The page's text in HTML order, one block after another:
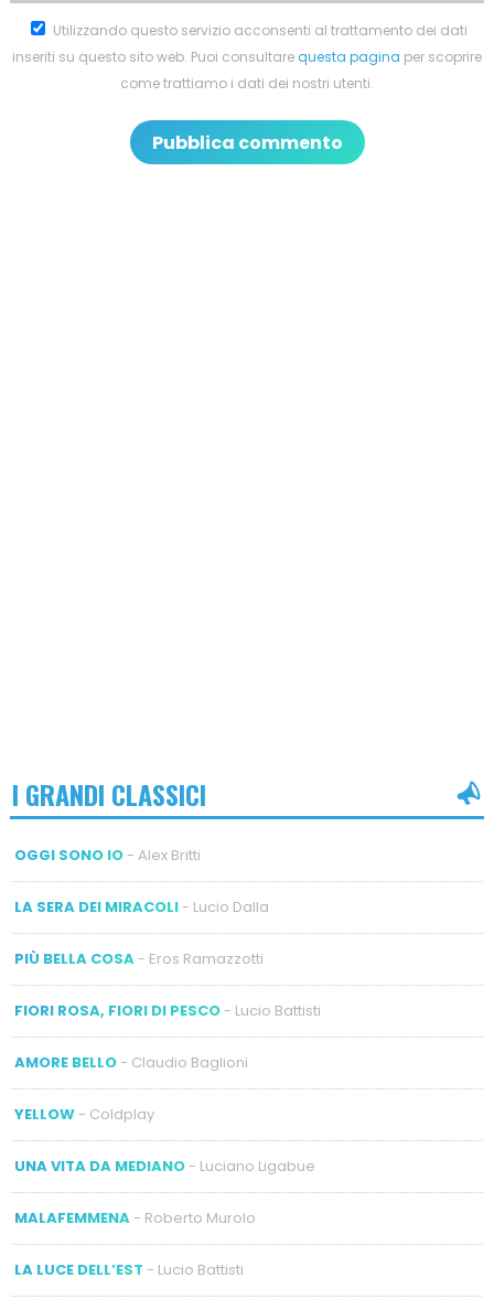
Utilizzando questo servizio acconsenti al trattamento dei dati
inseriti su questo sito web. Puoi consultarequesta pagina per scoprire
come trattiamo i dati dei nostri utenti.
I GRANDI CLASSICI
OGGI SONO IO- Alex Britti
LA SERA DEI MIRACOLI- Lucio Dalla
PIÙ BELLA COSA- Eros Ramazzotti
FIORI ROSA, FIORI DI PESCO- Lucio Battisti
AMORE BELLO- Claudio Baglioni
YELLOW- Coldplay
UNA VITA DA MEDIANO- Luciano Ligabue
MALAFEMMENA- Roberto Murolo
LA LUCE DELL’EST - Lucio Battisti